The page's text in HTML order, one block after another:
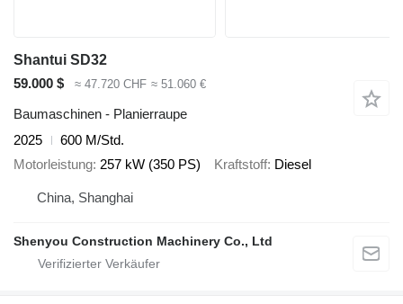
Shantui SD32
59.000 $
≈ 47.720 CHF ≈ 51.060 €
Baumaschinen - Planierraupe
2025
600 M/Std.
Motorleistung 257 kW (350 PS) Kraftstoff Diesel
China, Shanghai
Shenyou Construction Machinery Co., Ltd